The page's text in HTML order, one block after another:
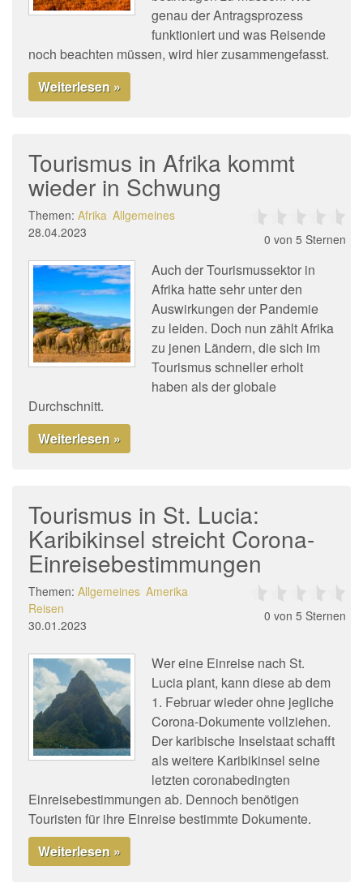
genau der Antragsprozess
funktioniert und was Reisende
noch beachten müssen, wird hier zusammengefasst.
Weiterlesen »
Tourismus in Afrika kommt
wieder in Schwung
Themen: Afrika Allgemeines
28.04.2023
0 von 5 Sternen
Auch der Tourismussektor in
Afrika hatte sehr unter den
Auswirkungen der Pandemie
zu leiden. Doch nun zählt Afrika
zu jenen Ländern, die sich im
Tourismus schneller erholt
haben als der globale
Durchschnitt.
Weiterlesen »
Tourismus in St. Lucia:
Karibikinsel streicht Corona-
Einreisebestimmungen
Themen: Allgemeines Amerika
Reisen
30.01.2023
0 von 5 Sternen
Wer eine Einreise nach St.
Lucia plant, kann diese ab dem
1. Februar wieder ohne jegliche
Corona-Dokumente vollziehen.
Der karibische Inselstaat schafft
als weitere Karibikinsel seine
letzten coronabedingten
Einreisebestimmungen ab. Dennoch benötigen
Touristen für ihre Einreise bestimmte Dokumente.
Weiterlesen »